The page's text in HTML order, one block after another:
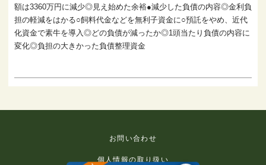
額は3360万円に減少◎見え始めた余裕●減少した負債の内容◎金利負
担の軽減をはかる○飼料代金などを無利子資金に○預託をやめ、近代
化資金で素牛を導入◎どの負債が減ったか◎1頭当たり負債の内容に
変化◎負担の大きかった負債整理資金
お問い合わせ
個人情報の取り扱い